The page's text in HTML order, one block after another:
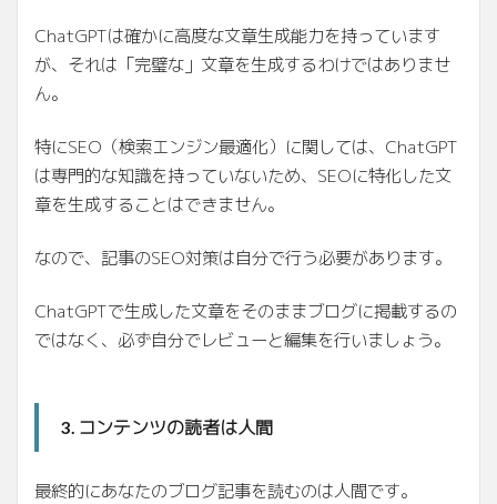
ChatGPTは確かに高度な文章生成能力を持っています
が、それは「完璧な」文章を生成するわけではありませ
ん。
特にSEO（検索エンジン最適化）に関しては、ChatGPT
は専門的な知識を持っていないため、SEOに特化した文
章を生成することはできません。
なので、記事のSEO対策は自分で行う必要があります。
ChatGPTで生成した文章をそのままブログに掲載するの
ではなく、必ず自分でレビューと編集を行いましょう。
3. コンテンツの読者は人間
最終的にあなたのブログ記事を読むのは人間です。